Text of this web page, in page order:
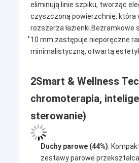
eliminują linie szpiku, tworząc
czyszczoną powierzchnię, która
rozszerza łazienki.Bezramkowe
̊10 mm zastępuje nieporęczne
minimalistyczną, otwartą
2Smart & Wellness
chromoterapia,
sterowanie)
Duchy parowe (44%):
zestawy parowe